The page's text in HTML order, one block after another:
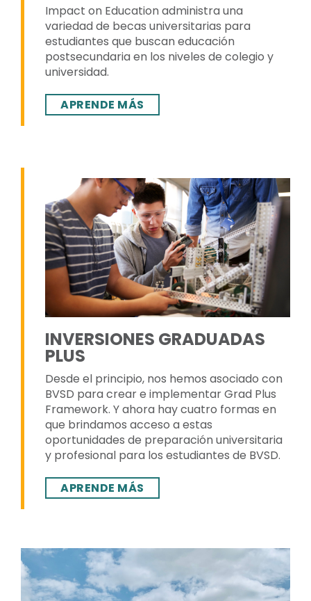
Impact on Education administra una
variedad de becas universitarias para
estudiantes que buscan educación
postsecundaria en los niveles de colegio y
universidad.
APRENDE MÁS
INVERSIONES GRADUADAS
PLUS
Desde el principio, nos hemos asociado con
BVSD para crear e implementar Grad Plus
Framework. Y ahora hay cuatro formas en
que brindamos acceso a estas
oportunidades de preparación universitaria
y profesional para los estudiantes de BVSD.
APRENDE MÁS